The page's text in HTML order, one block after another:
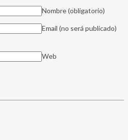
Nombre(obligatorio)
Email (no será publicado)
Web